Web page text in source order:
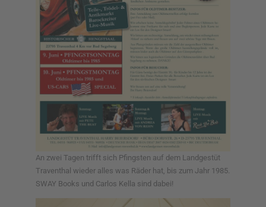
An zwei Tagen trifft sich Pfingsten auf dem Landgestüt
Traventhal wieder alles was Räder hat, bis zum Jahr 1985.
SWAY Books und Carlos Kella sind dabei!